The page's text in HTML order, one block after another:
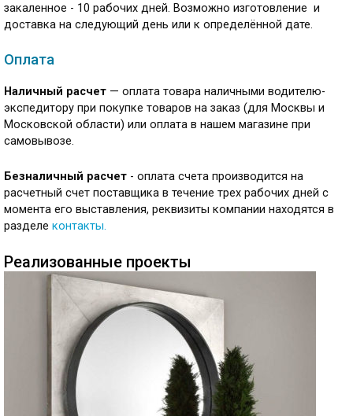
закаленное - 10 рабочих дней. Возможно изготовление и
доставка на следующий день или к определённой дате.
Оплата
Наличный расчет — оплата товара наличными водителю-
экспедитору при покупке товаров на заказ (для Москвы и
Московской области) или оплата в нашем магазине при
самовывозе.
Безналичный расчет - оплата счета производится на
расчетный счет поставщика в течение трех рабочих дней с
момента его выставления, реквизиты компании находятся в
разделе контакты.
Реализованные проекты